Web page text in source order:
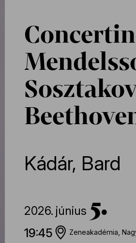
Kádár, Bard
2026. június 5
19:45 Zeneakadémia,